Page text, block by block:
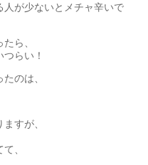
人が少ないとメチャ辛いで
ら、
らい！
のは、
すが、
、